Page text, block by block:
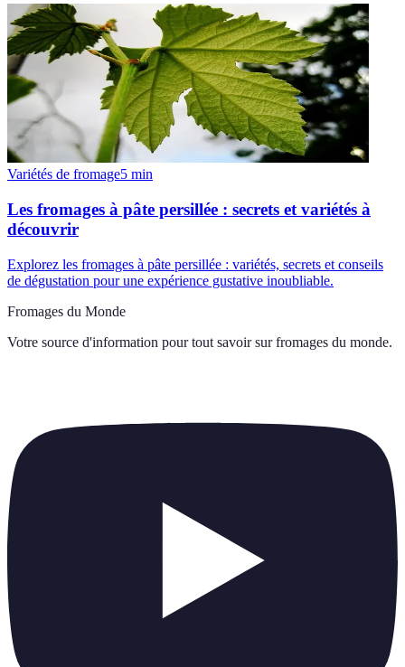
Variétés de fromage5 min
Les fromages à pâte persillée : secrets et variétés à
découvrir
Explorez les fromages à pâte persillée : variétés, secrets et conseils
de dégustation pour une expérience gustative inoubliable.
Fromages du Monde
Votre source d'information pour tout savoir sur fromages du monde.